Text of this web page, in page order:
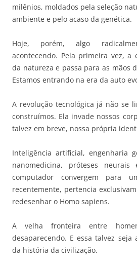
milênios, moldados pela seleção
ambiente e pelo acaso da genética.
Hoje, porém, algo
acontecendo. Pela primeira vez, a
da natureza e passa para as mãos
Estamos entrando na era da auto
A revolução tecnológica já não se
construímos. Ela invade nossos
talvez em breve, nossa própria
Inteligência artificial, engenharia
nanomedicina, próteses neurais
computador convergem para
recentemente, pertencia
redesenhar o Homo sapiens.
A velha fronteira entre
desaparecendo. E essa talvez
da história da civilização.